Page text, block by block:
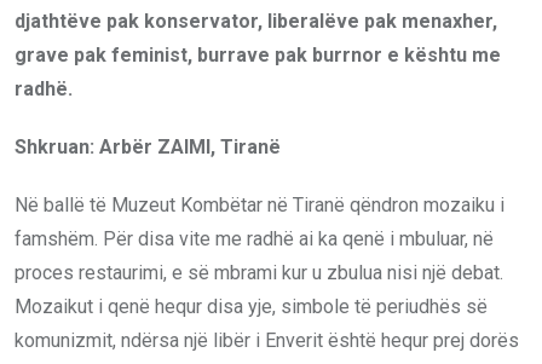
djathtëve pak konservator, liberalëve pak menaxher,
grave pak feminist, burrave pak burrnor e kështu me
radhë.
Shkruan: Arbër ZAIMI, Tiranë
Në ballë të Muzeut Kombëtar në Tiranë qëndron mozaiku i
famshëm. Për disa vite me radhë ai ka qenë i mbuluar, në
proces restaurimi, e së mbrami kur u zbulua nisi një debat.
Mozaikut i qenë hequr disa yje, simbole të periudhës së
komunizmit, ndërsa një libër i Enverit është hequr prej dorës